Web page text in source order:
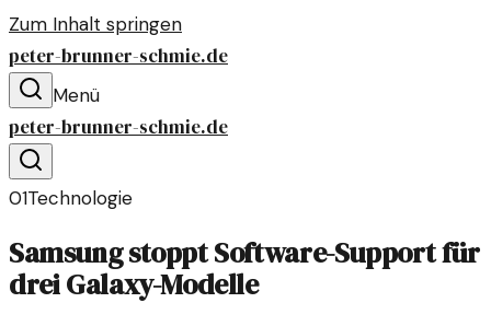
Zum Inhalt springen
peter-brunner-schmie.de
Menü
peter-brunner-schmie.de
01Technologie
Samsung stoppt Software-Support für
drei Galaxy-Modelle